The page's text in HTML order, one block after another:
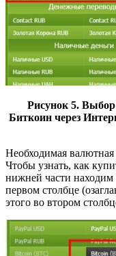
Рисунок 5.
Биткоин через
Необходимая валютная
Чтобы узнать, как
нижней части находим
первом столбце
этого во втором